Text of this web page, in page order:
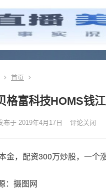
首页
格富科技HOMS钱
布于 2019年4月17日 评论关闭
：摄图网